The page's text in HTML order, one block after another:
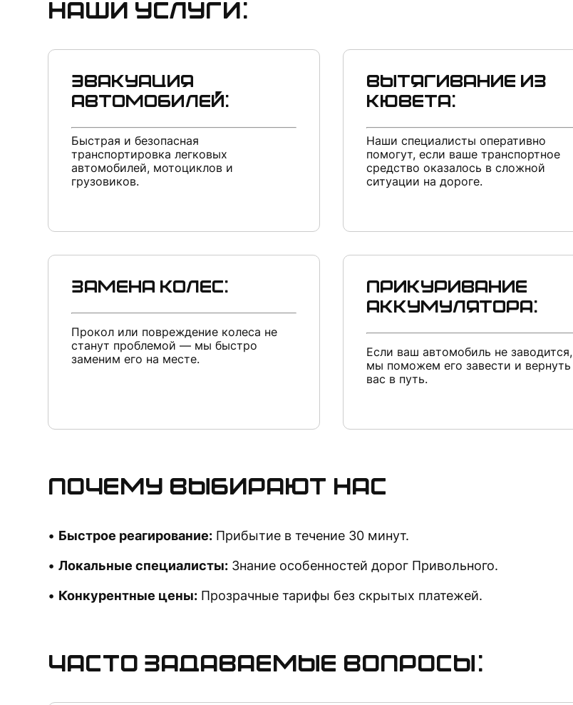
Наши услуги:
Эвакуация
автомобилей:
Быстрая и безопасная
транспортировка легковых
автомобилей, мотоциклов и
грузовиков.
Вытягивание из
кювета:
Наши специалисты оперативно
помогут, если ваше транспортное
средство оказалось в сложной
ситуации на дороге.
Замена колес:
Прокол или повреждение колеса не
станут проблемой — мы быстро
заменим его на месте.
Прикуривание
аккумулятора:
Если ваш автомобиль не заводится,
мы поможем его завести и вернуть
вас в путь.
Почему выбирают нас
Быстрое реагирование:Прибытие в течение 30 минут.
Локальные специалисты:Знание особенностей дорог Привольного.
Конкурентные цены:Прозрачные тарифы без скрытых платежей.
Часто задаваемые вопросы: